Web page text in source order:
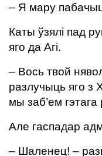
– Я мару
Каты ўзялі пад
яго да Агі.
– Вось твой
разлучыць яго з
мы заб’ем
Але гаспадар
– Шаленец! –